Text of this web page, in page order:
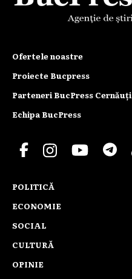
Ofertele noastre
Proiecte Bucpress
Parteneri BucPress Cernăuți
Echipa BucPress
POLITICĂ
ECONOMIE
SOCIAL
CULTURĂ
OPINIE